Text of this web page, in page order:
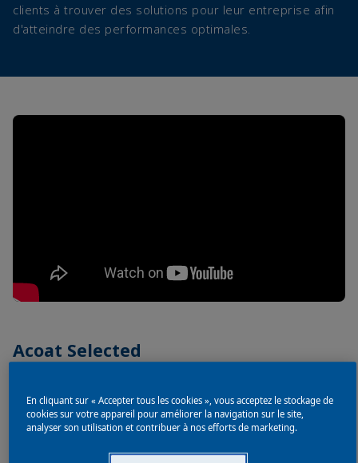
clients à trouver des solutions pour leur entreprise afin
d'atteindre des performances optimales.
Acoat Selected
complet offrant des outils et des solutions pour la
croissance des entreprises, l'amélioration opérationnelle
En cliquant sur « Accepter tous les cookies », vous acceptez le stockage de
cookies sur votre appareil pour améliorer la navigation sur le site,
analyser son utilisation et contribuer à nos efforts de marketing.